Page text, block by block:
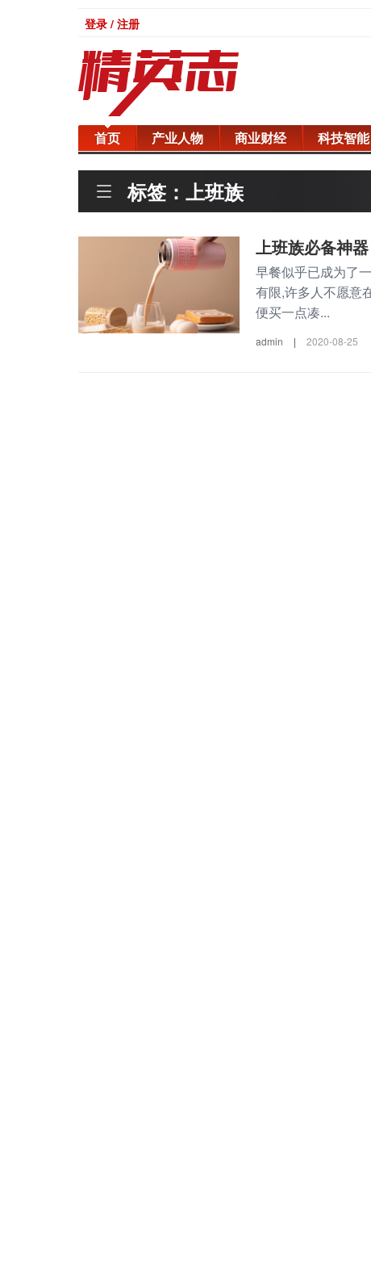
登录 / 注册
首页 产业人物 商业财经 科技智能
标签：上班族
上班族必备神
早餐似乎已成为了
有限,许多人不愿意
便买一点凑...
admin | 2020-08-25